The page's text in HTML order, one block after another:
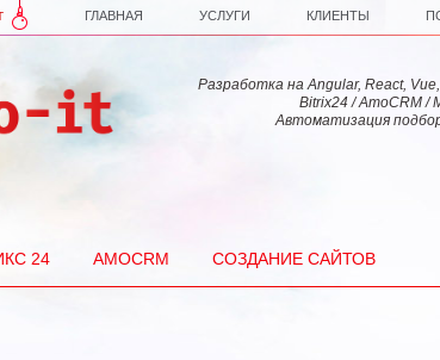
ГЛАВНАЯ УСЛУГИ КЛИЕНТЫ
Разработка на Angular, React,
Bitrix24 / AmoCRM /
Автоматизация
24 AMOCRM СОЗДАНИЕ САЙТОВ